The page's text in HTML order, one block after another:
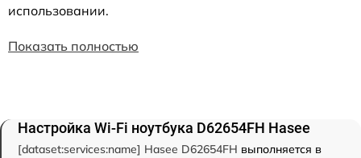
использовании.
Показать полностью
Настройка Wi-Fi ноутбука D62654FH Hasee
[dataset:services:name] Hasee D62654FH выполняется в